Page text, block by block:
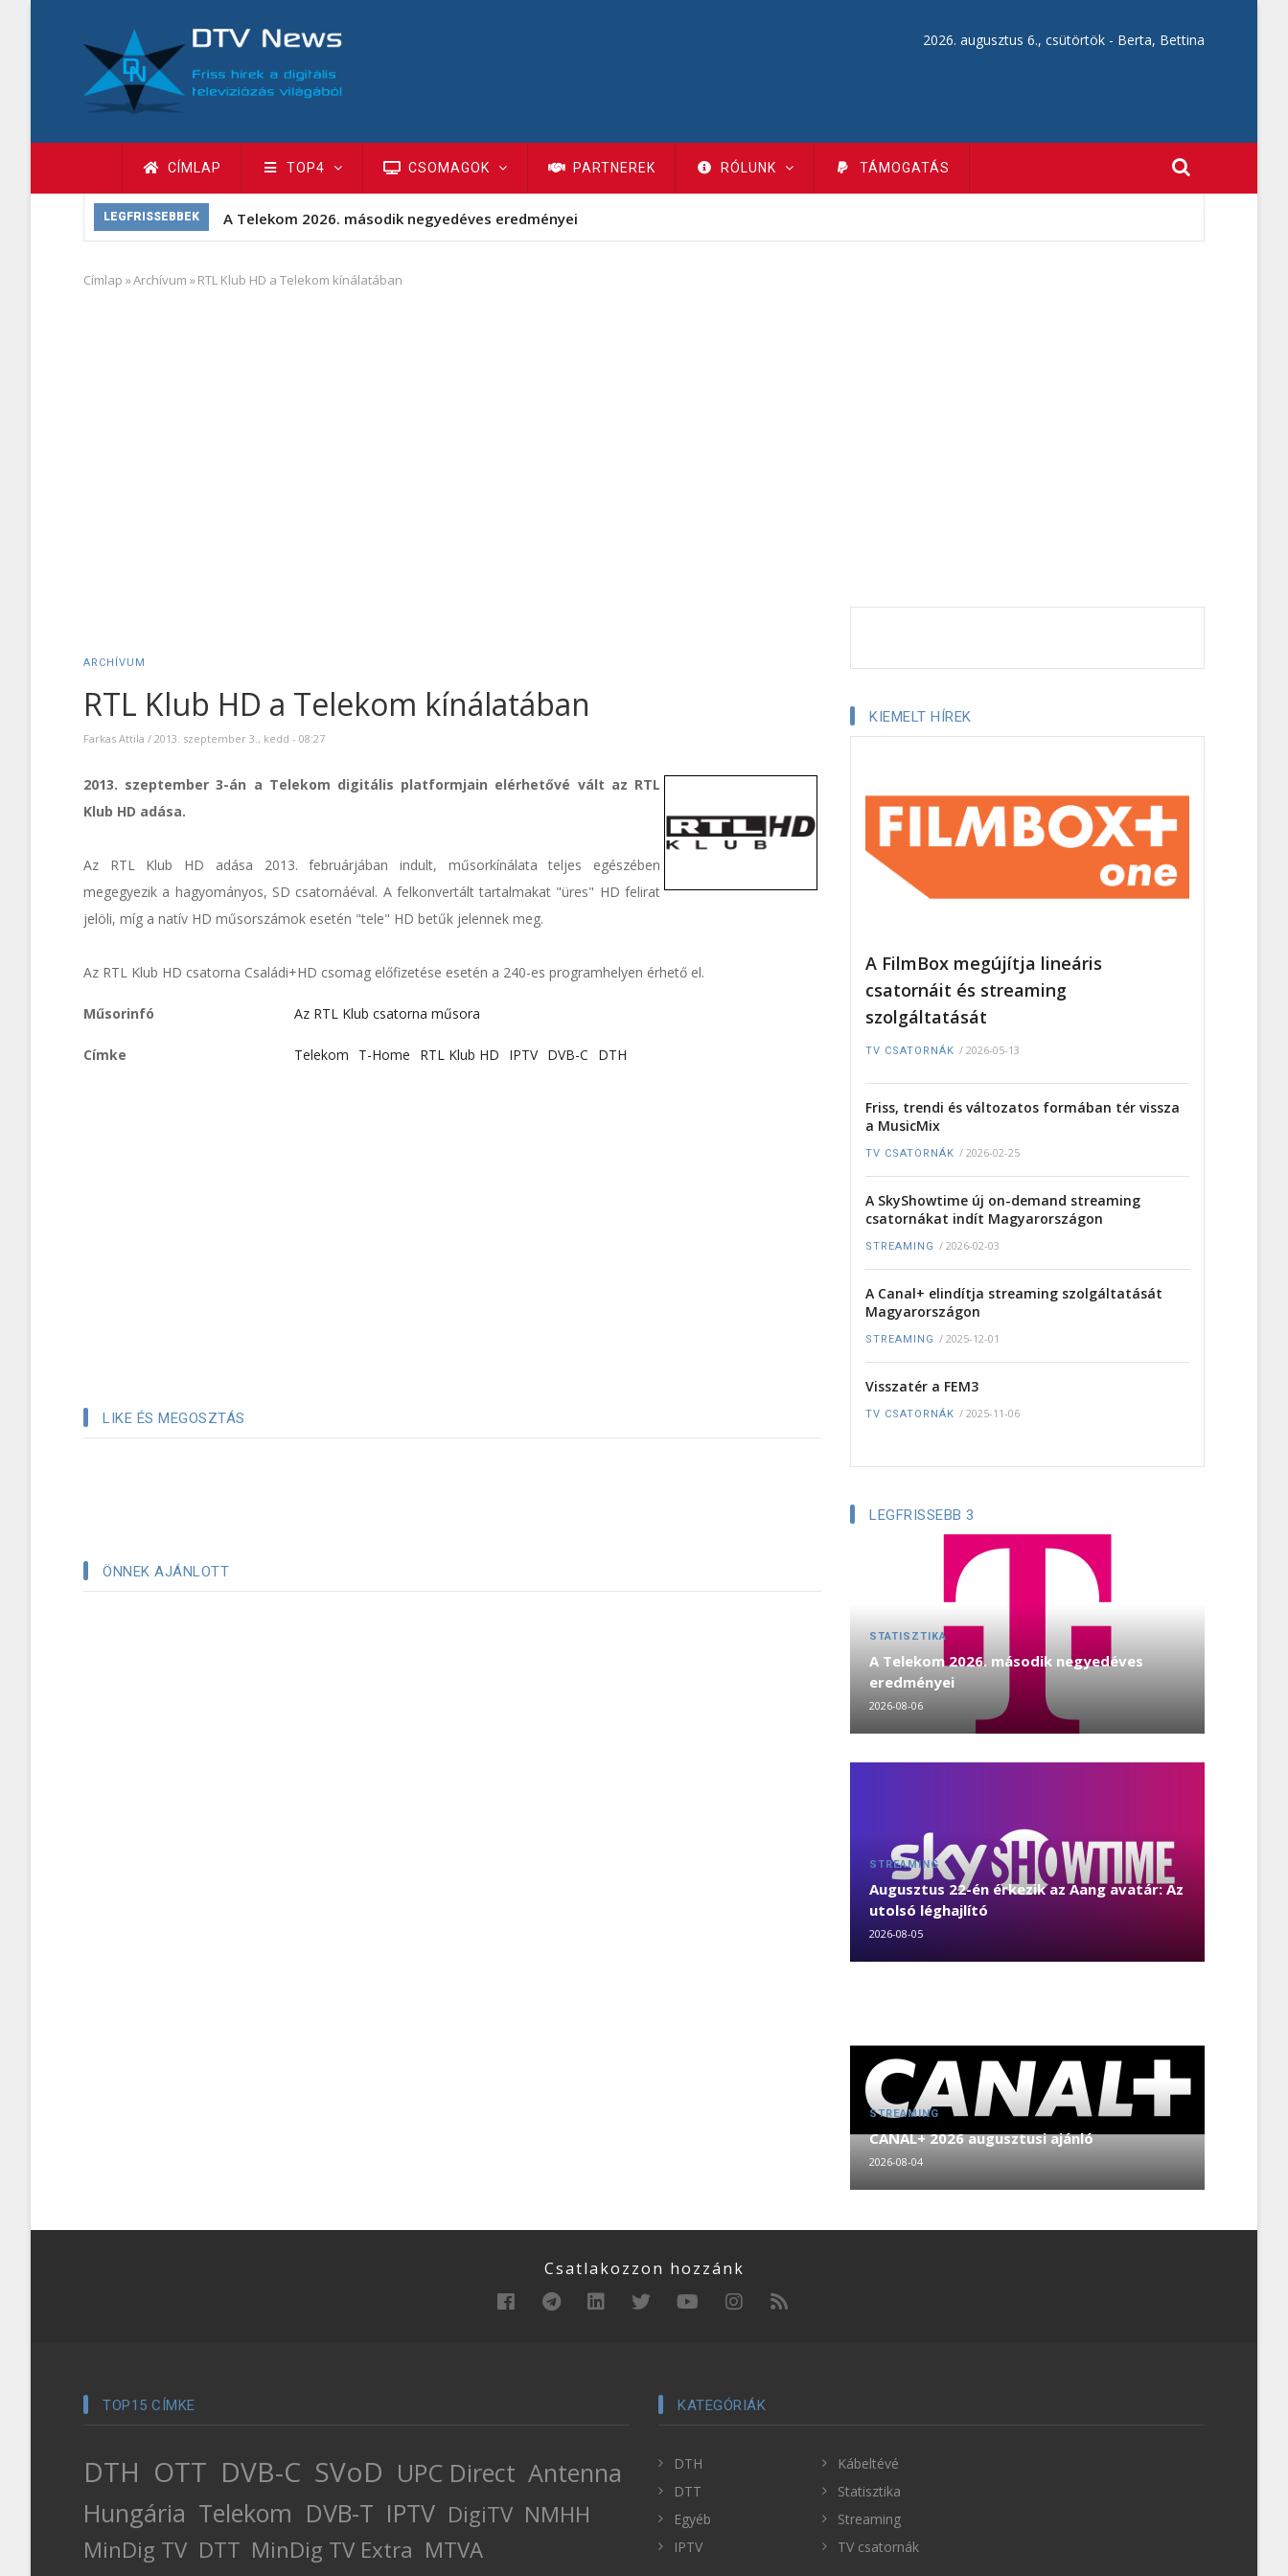
tartalomra
2026. augusztus 6., csütörtök - Berta, Bettina
Fő
navigáció
CÍMLAP TOP4 CSOMAGOK PARTNEREK RÓLUNK TÁMOGATÁS
LEGFRISSEBBEK A Telekom 2026. második negyedéves eredményei
Morzsa
Címlap »Archívum »RTL Klub HD a Telekom kínálatában
ARCHÍVUM
RTL Klub HD a Telekom kínálatában
Farkas Attila / 2013. szeptember 3., kedd - 08:27
2013. szeptember 3-án a Telekom digitális platformjain elérhetővé vált az RTL
Klub HD adása.
Az RTL Klub HD adása 2013. februárjában indult, műsorkínálata teljes egészében
megegyezik a hagyományos, SD csatornáéval. A felkonvertált tartalmakat "üres" HD felirat
jelöli, míg a natív HD műsorszámok esetén "tele" HD betűk jelennek meg.
Az RTL Klub HD csatorna Családi+HD csomag előfizetése esetén a 240-es programhelyen érhető el.
Műsorinfó Az RTL Klub csatorna műsora
Címke Telekom T-Home RTL Klub HD IPTV DVB-C DTH
LIKE ÉS MEGOSZTÁS
ÖNNEK AJÁNLOTT
KIEMELT HÍREK
A FilmBox megújítja lineáris
csatornáit és streaming
szolgáltatását
TV CSATORNÁK / 2026-05-13
Friss, trendi és változatos formában tér vissza
a MusicMix
TV CSATORNÁK / 2026-02-25
A SkyShowtime új on-demand streaming
csatornákat indít Magyarországon
STREAMING / 2026-02-03
A Canal+ elindítja streaming szolgáltatását
Magyarországon
STREAMING / 2025-12-01
Visszatér a FEM3
TV CSATORNÁK / 2025-11-06
LEGFRISSEBB 3
STATISZTIKA
A Telekom 2026. második negyedéves
eredményei
2026-08-06
STREAMING
Augusztus 22-én érkezik az Aang avatár: Az
utolsó léghajlító
2026-08-05
STREAMING
CANAL+ 2026 augusztusi ajánló
2026-08-04
Csatlakozzon hozzánk
TOP15 CÍMKE
DTH OTT DVB-C SVoD UPC Direct Antenna
Hungária Telekom DVB-T IPTV DigiTV NMHH
MinDig TV DTT MinDig TV Extra MTVA
KATEGÓRIÁK
DTH
DTT
Egyéb
IPTV
Kábeltévé
Statisztika
Streaming
TV csatornák